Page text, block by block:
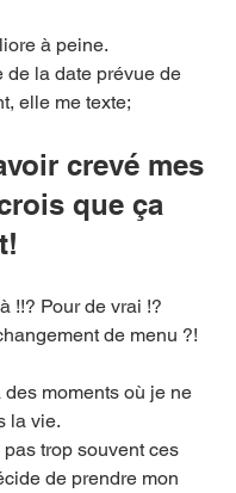
à peine.
de la date prévue de
elle me texte;
crevé mes
que ça
!!? Pour de vrai !?
de menu ?!
des moments où je ne
la vie.
pas trop souvent ces
de prendre mon